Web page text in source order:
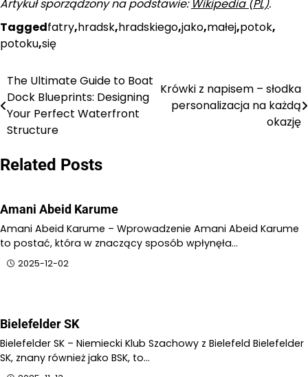
Artykuł sporządzony na podstawie: Wikipedia (PL).
Taggedfatry,hradsk,hradskiego,jako,małej,potok,
potoku,się
Nawigacja
wpisu
The Ultimate Guide to Boat
Dock Blueprints: Designing
Your Perfect Waterfront
Structure
Krówki z napisem – słodka
personalizacja na każdą
okazję
Related Posts
Amani Abeid Karume
Amani Abeid Karume – Wprowadzenie Amani Abeid Karume
to postać, która w znaczący sposób wpłynęła…
2025-12-02
Bielefelder SK
Bielefelder SK – Niemiecki Klub Szachowy z Bielefeld Bielefelder
SK, znany również jako BSK, to…